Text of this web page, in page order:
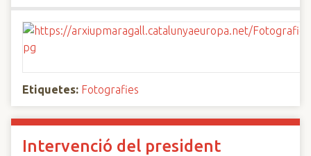
Etiquetes: Fotografies
Intervenció del president